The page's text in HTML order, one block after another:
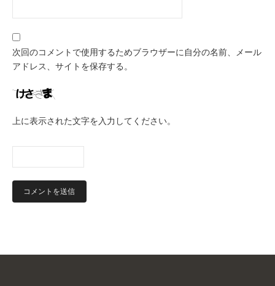
次回のコメントで使用するためブラウザーに自分の名前、メール
アドレス、サイトを保存する。
上に表示された文字を入力してください。